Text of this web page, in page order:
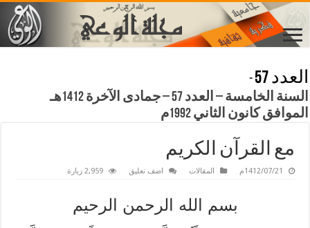
العدد 57
-
السنة الخامسة – العدد 57 – جمادى الآخرة 1412هـ
الموافق كانون الثاني 1992م
مع القرآن الكريم
1412/07/21م المقالات اضف تعليق 2,959 زيارة
بسم الله الرحمن الرحيم